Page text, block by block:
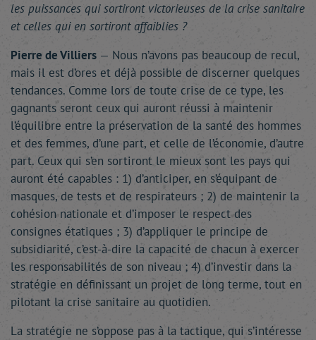
les puissances qui sortiront victorieuses de la crise sanitaire
et celles qui en sortiront affaiblies ?
Pierre de Villiers — Nous n’avons pas beaucoup de recul,
mais il est d’ores et déjà possible de discerner quelques
tendances. Comme lors de toute crise de ce type, les
gagnants seront ceux qui auront réussi à maintenir
l’équilibre entre la préservation de la santé des hommes
et des femmes, d’une part, et celle de l’économie, d’autre
part. Ceux qui s’en sortiront le mieux sont les pays qui
auront été capables : 1) d’anticiper, en s’équipant de
masques, de tests et de respirateurs ; 2) de maintenir la
cohésion nationale et d’imposer le respect des
consignes étatiques ; 3) d’appliquer le principe de
subsidiarité, c’est-à-dire la capacité de chacun à exercer
les responsabilités de son niveau ; 4) d’investir dans la
stratégie en définissant un projet de long terme, tout en
pilotant la crise sanitaire au quotidien.
La stratégie ne s’oppose pas à la tactique, qui s’intéresse